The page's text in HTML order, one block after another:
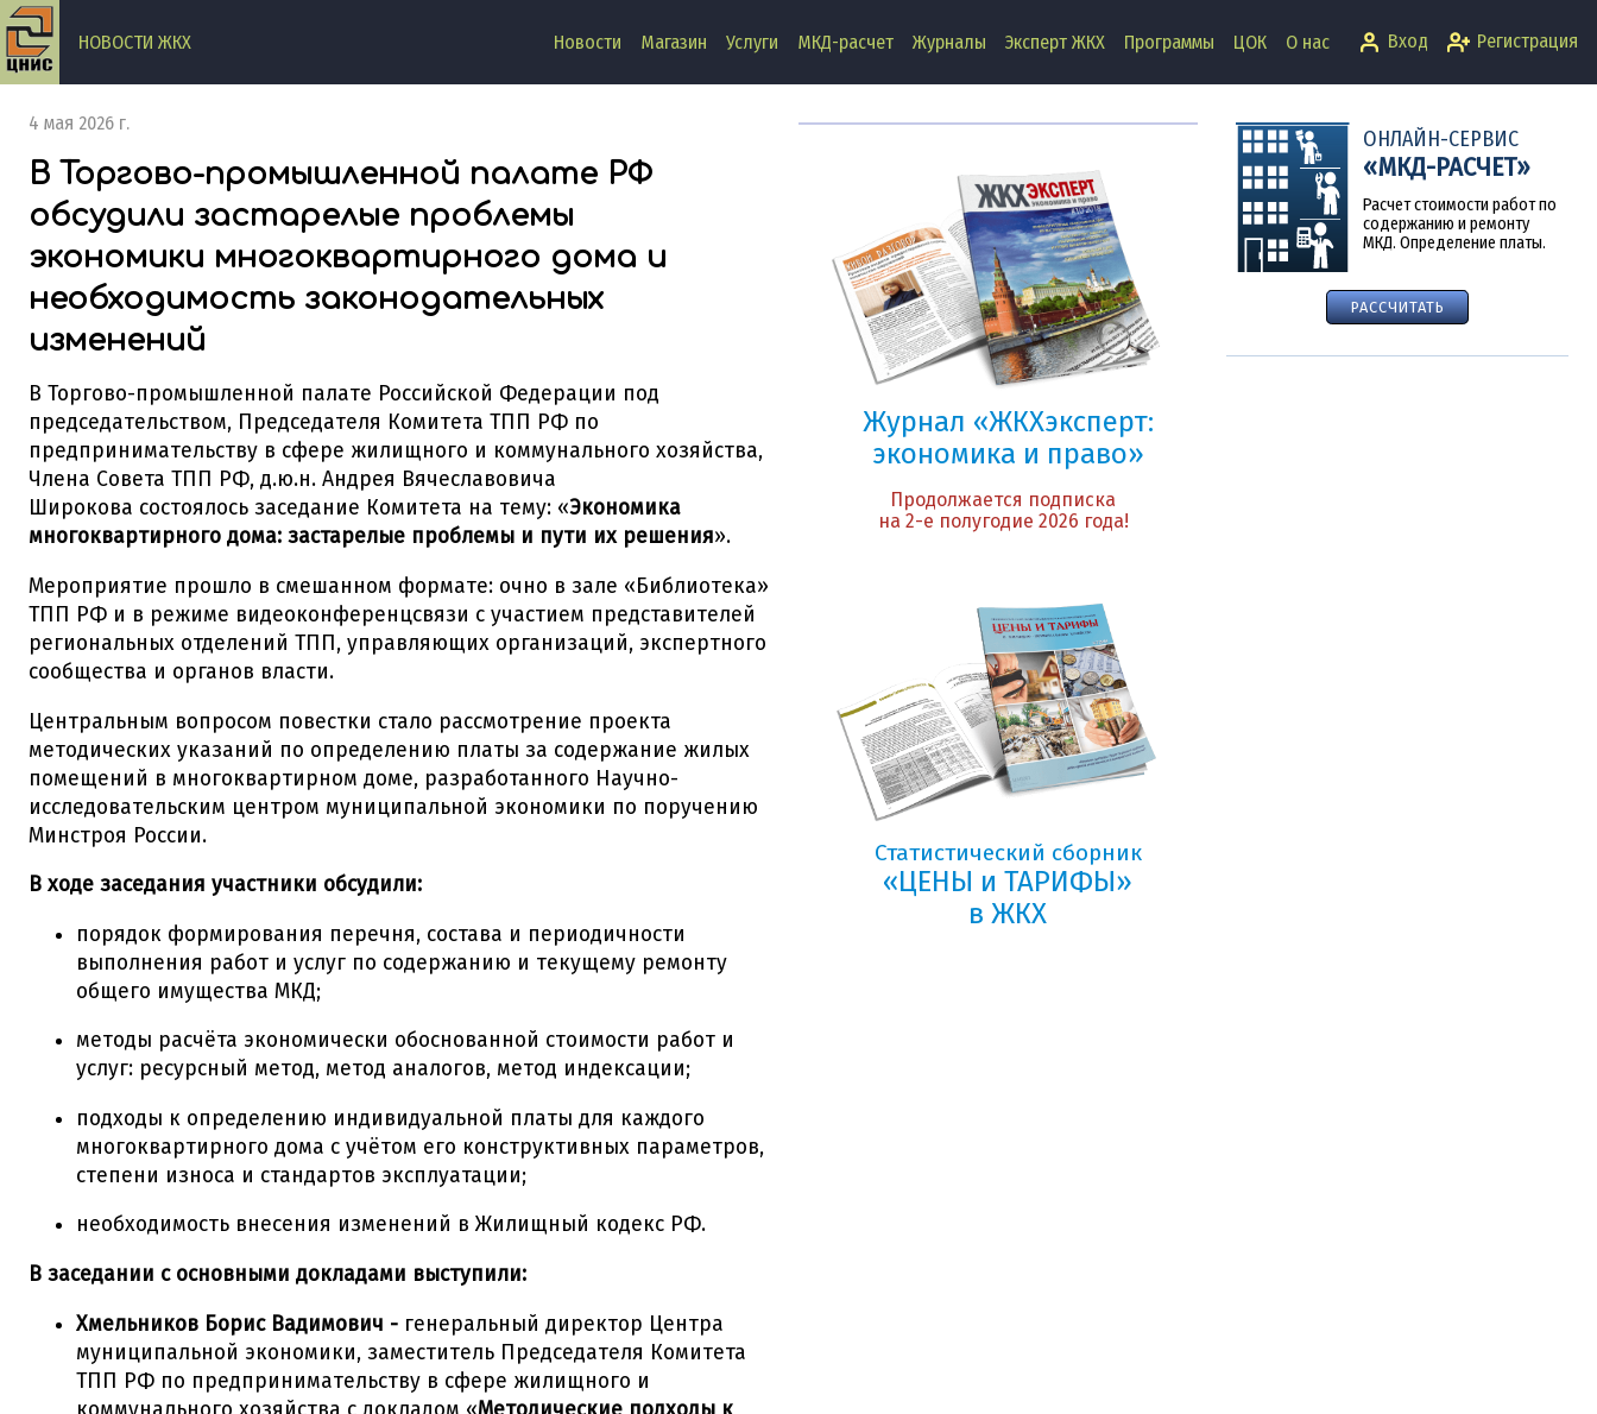
НОВОСТИ ЖКХ Новости Магазин Услуги МКД-расчет Журналы Эксперт ЖКХ Программы ЦОК О нас Вход Регистрация
4 мая 2026 г.
В Торгово-промышленной палате РФ
обсудили застарелые проблемы
экономики многоквартирного дома и
необходимость законодательных
изменений
В Торгово-промышленной палате Российской Федерации под
председательством, Председателя Комитета ТПП РФ по
предпринимательству в сфере жилищного и коммунального хозяйства,
Члена Совета ТПП РФ, д.ю.н. Андрея Вячеславовича
Широкова состоялось заседание Комитета на тему: «Экономика
многоквартирного дома: застарелые проблемы и пути их решения».
Мероприятие прошло в смешанном формате: очно в зале «Библиотека»
ТПП РФ и в режиме видеоконференцсвязи с участием представителей
региональных отделений ТПП, управляющих организаций, экспертного
сообщества и органов власти.
Центральным вопросом повестки стало рассмотрение проекта
методических указаний по определению платы за содержание жилых
помещений в многоквартирном доме, разработанного Научно-
исследовательским центром муниципальной экономики по поручению
Минстроя России.
В ходе заседания участники обсудили:
порядок формирования перечня, состава и периодичности
выполнения работ и услуг по содержанию и текущему ремонту
общего имущества МКД;
методы расчёта экономически обоснованной стоимости работ и
услуг: ресурсный метод, метод аналогов, метод индексации;
подходы к определению индивидуальной платы для каждого
многоквартирного дома с учётом его конструктивных параметров,
степени износа и стандартов эксплуатации;
необходимость внесения изменений в Жилищный кодекс РФ.
В заседании с основными докладами выступили:
Хмельников Борис Вадимович - генеральный директор Центра
муниципальной экономики, заместитель Председателя Комитета
ТПП РФ по предпринимательству в сфере жилищного и
новости
Журнал «ЖКХэксперт:
экономика и право»
Продолжается подписка
на 2-е полугодие 2026 года!
Статистический сборник
«ЦЕНЫ и ТАРИФЫ»
в ЖКХ
ОНЛАЙН-СЕРВИС
«МКД-РАСЧЕТ»
Расчет стоимости работ по
содержанию и ремонту
МКД. Определение платы.
РАССЧИТАТЬ